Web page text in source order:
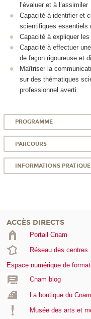
l’évaluer et à l’assimiler
Capacité à identifier et
scientifiques essentiels
Capacité à expliquer
Capacité à effectuer
de façon rigoureuse et
Maîtriser la
sur des thématiques
professionnel averti.
PROGRAMME
PARCOURS
INFORMATIONS
ACCÈS DIRECTS
Portail Cnam
Réseau des centres
Espace numérique de
Cnam blog
La boutique du Cnam
Musée des arts et